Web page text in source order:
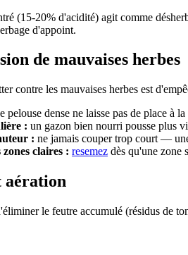
(15-20% d'acidité) agit comme
d'appoint.
de mauvaises herbes
contre les mauvaises herbes est
pelouse dense ne laisse pas de place à
: un gazon bien nourri pousse plus
: ne jamais couper trop court —
zones claires : resemez dès qu'une zone
aération
le feutre accumulé (résidus de